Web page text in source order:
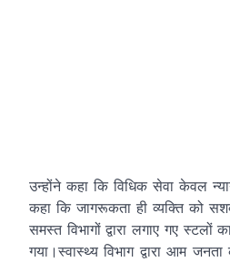
उन्होंने कहा कि विधिक सेवा केवल
कहा कि जागरूकता ही व्यक्ति को
समस्त विभागों द्वारा लगाए गए स्टलों
गया।स्वास्थ्य विभाग द्वारा आम